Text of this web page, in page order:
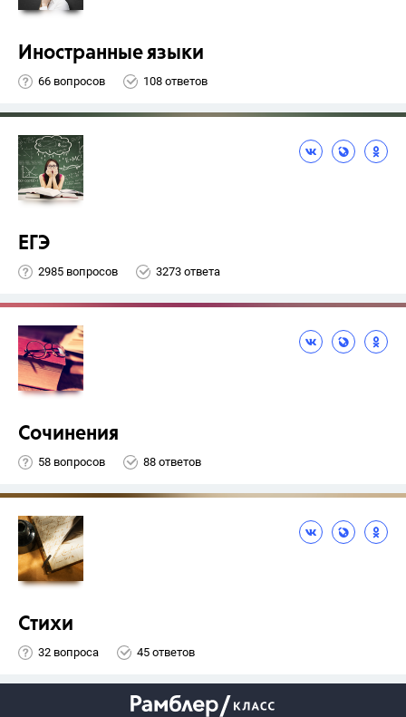
Иностранные языки
66 вопросов 108 ответов
ЕГЭ
2985 вопросов 3273 ответа
Сочинения
58 вопросов 88 ответов
Стихи
32 вопроса 45 ответов